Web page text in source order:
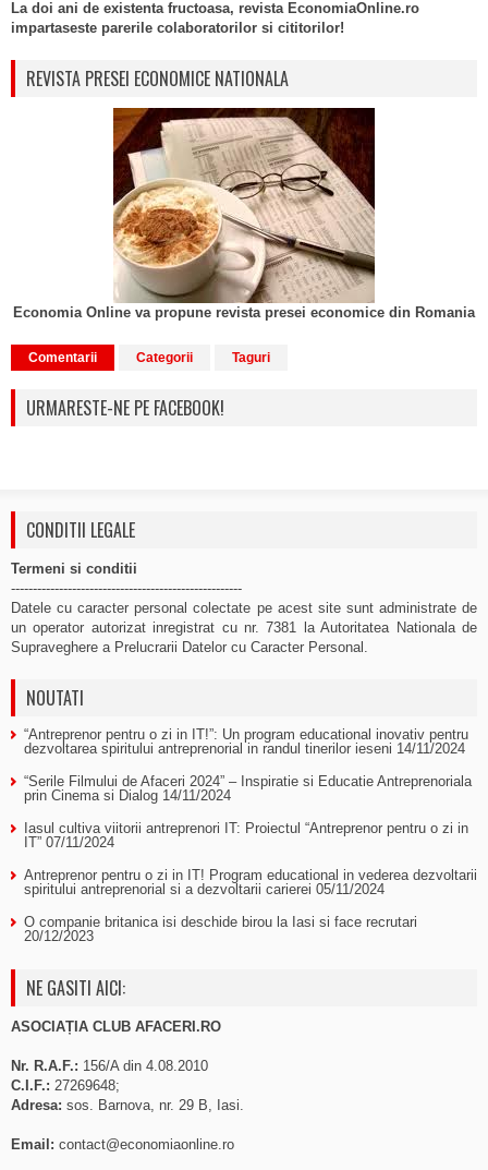
La doi ani de existenta fructoasa, revista EconomiaOnline.ro
impartaseste parerile colaboratorilor si cititorilor!
REVISTA PRESEI ECONOMICE NATIONALA
Economia Online va propune revista presei economice din Romania
Comentarii Categorii Taguri
URMARESTE-NE PE FACEBOOK!
CONDITII LEGALE
Termeni si conditii
-----------------------------------------------------
Datele cu caracter personal colectate pe acest site sunt administrate de
un operator autorizat inregistrat cu nr. 7381 la Autoritatea Nationala de
Supraveghere a Prelucrarii Datelor cu Caracter Personal.
NOUTATI
“Antreprenor pentru o zi in IT!”: Un program educational inovativ pentru
dezvoltarea spiritului antreprenorial in randul tinerilor ieseni 14/11/2024
“Serile Filmului de Afaceri 2024” – Inspiratie si Educatie Antreprenoriala
prin Cinema si Dialog 14/11/2024
Iasul cultiva viitorii antreprenori IT: Proiectul “Antreprenor pentru o zi in
IT” 07/11/2024
Antreprenor pentru o zi in IT! Program educational in vederea dezvoltarii
spiritului antreprenorial si a dezvoltarii carierei 05/11/2024
O companie britanica isi deschide birou la Iasi si face recrutari
20/12/2023
NE GASITI AICI:
ASOCIAȚIA CLUB AFACERI.RO
Nr. R.A.F.: 156/A din 4.08.2010
C.I.F.: 27269648;
Adresa: sos. Barnova, nr. 29 B, Iasi.
Email: contact@economiaonline.ro